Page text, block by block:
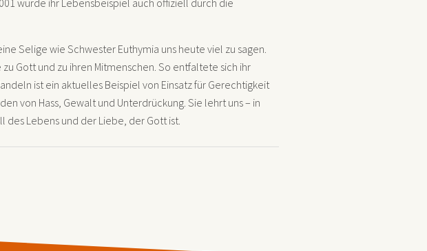
wurde ihr Lebensbeispiel auch offiziell durch die
Selige wie Schwester Euthymia uns heute viel zu sagen.
Gott und zu ihren Mitmenschen. So entfaltete sich ihr
ist ein aktuelles Beispiel von Einsatz für Gerechtigkeit
von Hass, Gewalt und Unterdrückung. Sie lehrt uns – in
Lebens und der Liebe, der Gott ist.